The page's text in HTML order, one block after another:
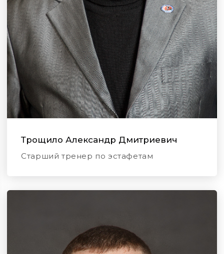
Трощило Александр Дмитриевич
Старший тренер по эстафетам